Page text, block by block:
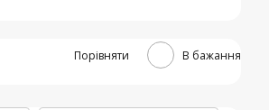
Порівняти В бажання